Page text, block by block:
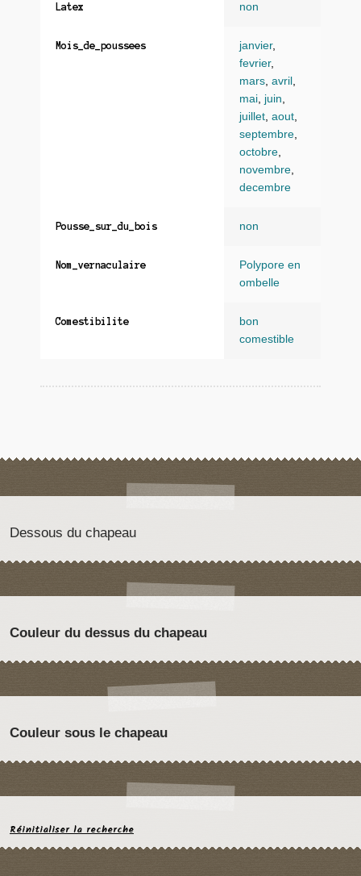
Latex non
Mois_de_poussees janvier,
fevrier,
mars, avril ,
mai, juin,
juillet, aout,
septembre,
octobre,
novembre,
decembre
Pousse_sur_du_bois non
Nom_vernaculaire
Polypore en
ombelle
Comestibilite
bon
comestible
Dessous du chapeau
Couleur du dessus du chapeau
Couleur sous le chapeau
Réinitialiser la recherche